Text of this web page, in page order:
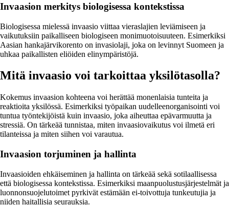
Invaasion merkitys biologisessa kontekstissa
Biologisessa mielessä invaasio viittaa vieraslajien leviämiseen ja
vaikutuksiin paikalliseen biologiseen monimuotoisuuteen. Esimerkiksi
Aasian hankajärvikorento on invasiolaji, joka on levinnyt Suomeen ja
uhkaa paikallisten eliöiden elinympäristöjä.
Mitä invaasio voi tarkoittaa yksilötasolla?
Kokemus invaasion kohteena voi herättää monenlaisia tunteita ja
reaktioita yksilössä. Esimerkiksi työpaikan uudelleenorganisointi voi
tuntua työntekijöistä kuin invaasio, joka aiheuttaa epävarmuutta ja
stressiä. On tärkeää tunnistaa, miten invaasiovaikutus voi ilmetä eri
tilanteissa ja miten siihen voi varautua.
Invaasion torjuminen ja hallinta
Invaasioiden ehkäiseminen ja hallinta on tärkeää sekä sotilaallisessa
että biologisessa kontekstissa. Esimerkiksi maanpuolustusjärjestelmät ja
luonnonsuojelutoimet pyrkivät estämään ei-toivottuja tunkeutujia ja
niiden haitallisia seurauksia.